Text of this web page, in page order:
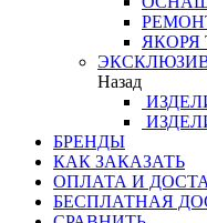
ЯКОРЯ
Назад
БРЕНДЫ
КАК ЗАКАЗАТЬ
ОПЛАТА И
БЕСПЛАТНАЯ